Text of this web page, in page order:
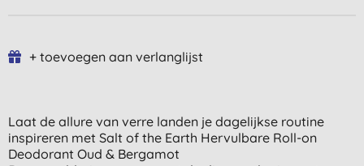
+ toevoegen aan verlanglijst
Laat de allure van verre landen je dagelijkse routine
inspireren met Salt of the Earth Hervulbare Roll-on
Deodorant Oud & Bergamot